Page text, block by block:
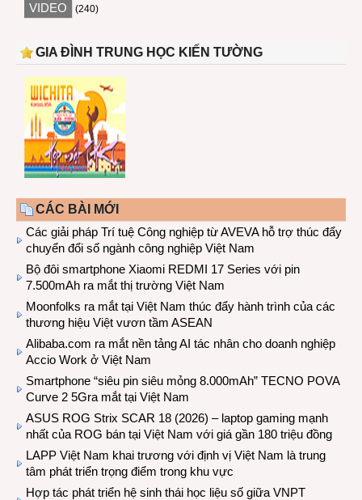
VIDEO (240)
GIA ĐÌNH TRUNG HỌC KIẾN TƯỜNG
CÁC BÀI MỚI
Các giải pháp Trí tuệ Công nghiệp từ AVEVA hỗ trợ thúc đẩy
chuyển đổi số ngành công nghiệp Việt Nam
Bộ đôi smartphone Xiaomi REDMI 17 Series với pin
7.500mAh ra mắt thị trường Việt Nam
Moonfolks ra mắt tại Việt Nam thúc đẩy hành trình của các
thương hiệu Việt vươn tầm ASEAN
Alibaba.com ra mắt nền tảng AI tác nhân cho doanh nghiệp
Accio Work ở Việt Nam
Smartphone “siêu pin siêu mỏng 8.000mAh” TECNO POVA
Curve 2 5Gra mắt tại Việt Nam
ASUS ROG Strix SCAR 18 (2026) – laptop gaming mạnh
nhất của ROG bán tại Việt Nam với giá gần 180 triệu đồng
LAPP Việt Nam khai trương với định vị Việt Nam là trung
tâm phát triển trọng điểm trong khu vực
Hợp tác phát triển hệ sinh thái học liệu số giữa VNPT